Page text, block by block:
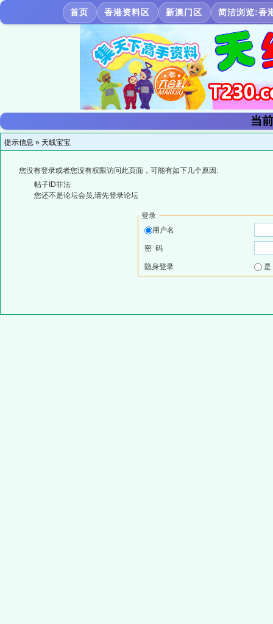
首页 香港资料区 新澳门区 简洁浏览:香
当
提示信息 » 天线宝宝
您没有登录或者您没有权限访问此页面，可能有如下几个原因:
帖子ID非法
您还不是论坛会员,请先登录论坛
登录
用户名
密 码
隐身登录